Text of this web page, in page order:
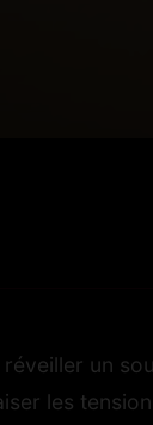
un
les